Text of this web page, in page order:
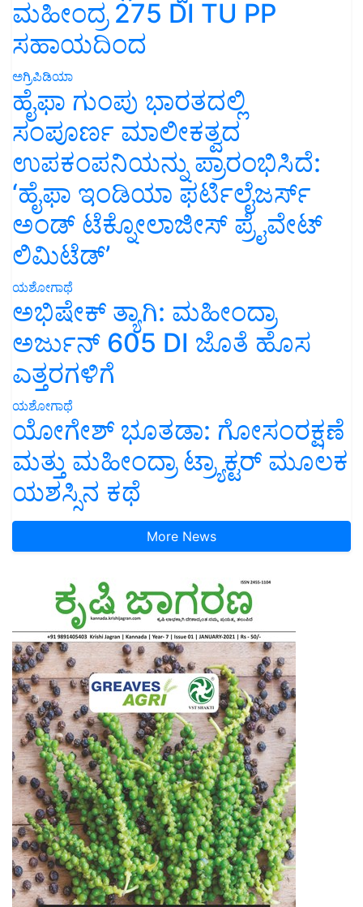
ಮಹೀಂದ್ರ 275 DI TU PP
ಸಹಾಯದಿಂದ
ಅಗ್ರಿಪಿಡಿಯಾ
ಹೈಫಾ ಗುಂಪು ಭಾರತದಲ್ಲಿ
ಸಂಪೂರ್ಣ ಮಾಲೀಕತ್ವದ
ಉಪಕಂಪನಿಯನ್ನು ಪ್ರಾರಂಭಿಸಿದೆ:
‘ಹೈಫಾ ಇಂಡಿಯಾ ಫರ್ಟಿಲೈಜರ್ಸ್
ಅಂಡ್ ಟೆಕ್ನೋಲಾಜೀಸ್ ಪ್ರೈವೇಟ್
ಲಿಮಿಟೆಡ್’
ಯಶೋಗಾಥೆ
ಅಭಿಷೇಕ್ ತ್ಯಾಗಿ: ಮಹೀಂದ್ರಾ
ಅರ್ಜುನ್ 605 DI ಜೊತೆ ಹೊಸ
ಎತ್ತರಗಳಿಗೆ
ಯಶೋಗಾಥೆ
ಯೋಗೇಶ್ ಭೂತಡಾ: ಗೋಸಂರಕ್ಷಣೆ
ಮತ್ತು ಮಹೀಂದ್ರಾ ಟ್ರ್ಯಾಕ್ಟರ್ ಮೂಲಕ
ಯಶಸ್ಸಿನ ಕಥೆ
More News